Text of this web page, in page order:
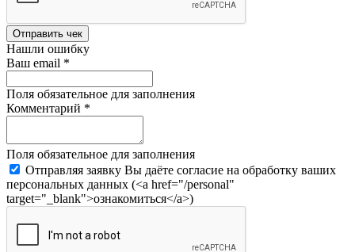
Отправить чек
Нашли ошибку
Ваш email *
Поля обязательное для заполнения
Комментарий *
Поля обязательное для заполнения
Отправляя заявку Вы даёте согласие на обработку ваших
персональных данных (<a href="/personal"
target="_blank">ознакомиться</a>)